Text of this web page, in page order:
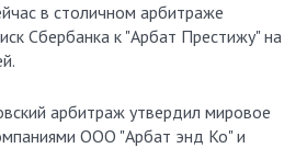
в столичном арбитраже
Сбербанка к "Арбат Престижу" на
арбитраж утвердил мировое
ООО "Арбат энд Ко" и